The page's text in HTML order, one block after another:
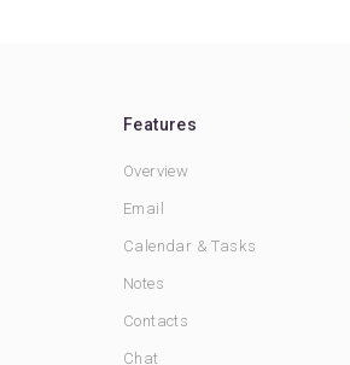
Features
Overview
Email
Calendar & Tasks
Notes
Contacts
Chat